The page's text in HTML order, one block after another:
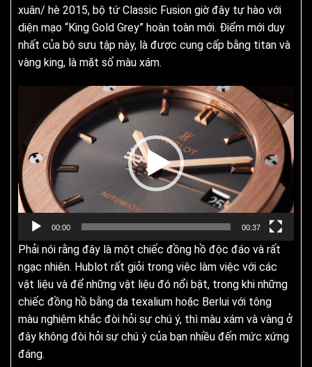
xuân/ hè 2015, bộ tứ Classic Fusion giờ đây tự hào với
diện mạo “King Gold Grey” hoàn toàn mới. Điểm mới duy
nhất của bộ sưu tập này, là được cung cấp bằng titan và
vàng king, là mặt số màu xám.
Video
00:00 00:37
Phải nói rằng đây là một chiếc đồng hồ độc đáo và rất
ngạc nhiên. Hublot rất giỏi trong việc làm việc với các
vật liệu và để những vật liệu đó nổi bật, trong khi những
chiếc đồng hồ bằng da texalium hoặc Berlui với tông
màu nghiêm khắc đòi hỏi sự chú ý, thì màu xám và vàng ở
đây không đòi hỏi sự chú ý của bạn nhiều đến mức xứng
đáng.